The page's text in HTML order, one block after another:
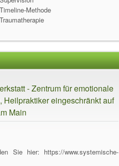
Timeline-Methode
Traumatherapie
- Zentrum für emotionale
eingeschränkt auf
Main
Sie hier: https://www.systemische-